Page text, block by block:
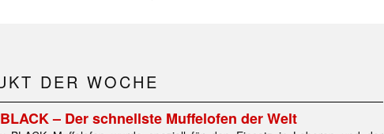
Newsletter jede Woche aktuell informiert.
DER WOCHE
– Der schnellste Muffelofen der Welt